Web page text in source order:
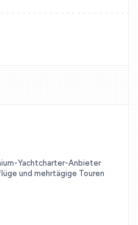
Yachtcharter-Anbieter
und mehrtägige Touren